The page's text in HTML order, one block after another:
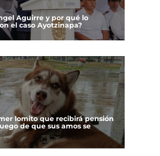
Aguirre y por qué lo
el caso Ayotzinapa?
lomito que recibirá pensión
de que sus amos se